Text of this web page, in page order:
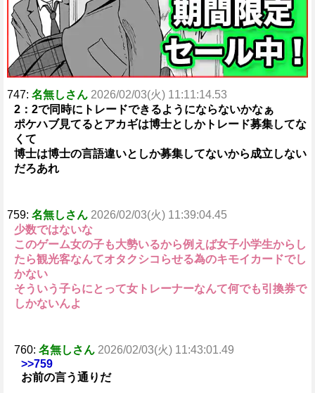
747: 名無しさん 2026/02/03(火) 11:11:14.53
2：2で同時にトレードできるようにならないかなぁ
ポケハブ見てるとアカギは博士としかトレード募集してな
くて
博士は博士の言語違いとしか募集してないから成立しない
だろあれ
759: 名無しさん 2026/02/03(火) 11:39:04.45
少数ではないな
このゲーム女の子も大勢いるから例えば女子小学生からし
たら観光客なんてオタクシコらせる為のキモイカードでし
かない
そういう子らにとって女トレーナーなんて何でも引換券で
しかないんよ
760: 名無しさん 2026/02/03(火) 11:43:01.49
>>759
お前の言う通りだ